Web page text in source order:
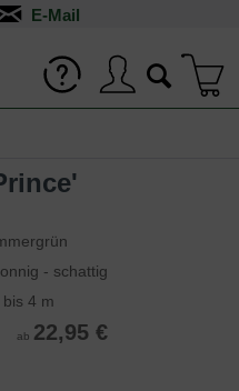
- schattig
bis 4 m
ab 22,95 €